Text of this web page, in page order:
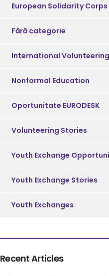
European Solidarity
Fără categorie
International Volunteering
Nonformal Education
Oportunitate EURODESK
Volunteering Stories
Youth Exchange
Youth Exchange Stories
Youth Exchanges
Recent Articles